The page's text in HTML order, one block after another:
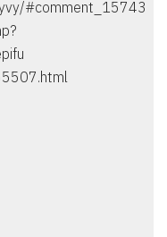
#comment_15743